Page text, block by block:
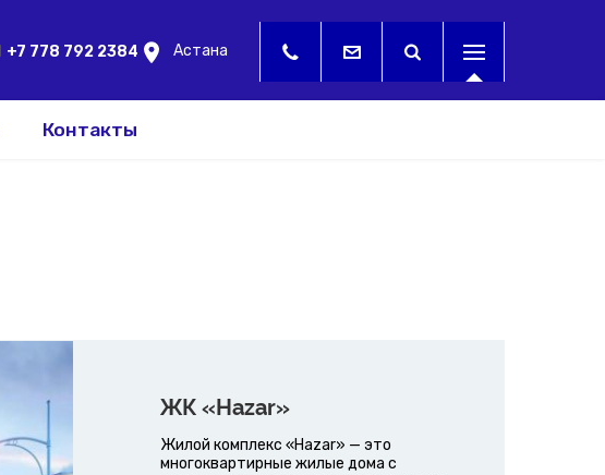
+7 778 792 2384 Астана
Контакты
ЖК «Hazar»
Жилой комплекс «Hazar» — это
многоквартирные жилые дома с